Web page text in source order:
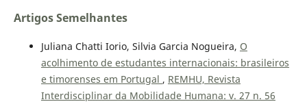
Artigos Semelhantes
Juliana Chatti Iorio, Silvia Garcia Nogueira, O
acolhimento de estudantes internacionais: brasileiros
e timorenses em Portugal , REMHU, Revista
Interdisciplinar da Mobilidade Humana: v. 27 n. 56